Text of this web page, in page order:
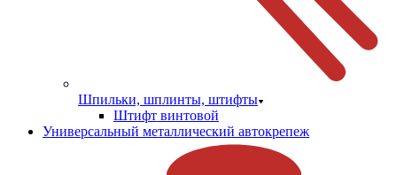
Шпильки, шплинты, штифты
Штифт винтовой
Универсальный металлический автокрепеж